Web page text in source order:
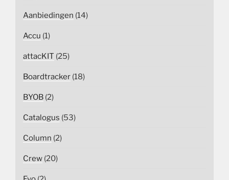
Aanbiedingen (14)
Accu (1)
attacKIT (25)
Boardtracker (18)
BYOB (2)
Catalogus (53)
Column (2)
Crew (20)